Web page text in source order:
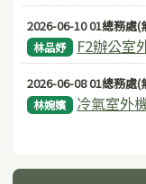
2026-06-10 01總務處
林品妤 F2辦公室
2026-06-08 01總務處
林婉嬪 冷氣室外